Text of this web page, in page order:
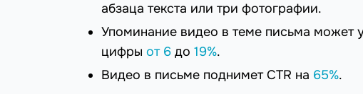
абзаца текста или три фотографии.
Упоминание видео в теме письма может
цифры от 6 до 19%.
Видео в письме поднимет CTR на 65%.